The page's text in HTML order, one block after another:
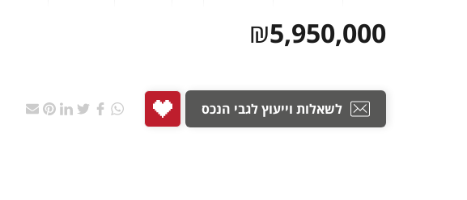
5,950,000
₪
לשאלות וייעוץ לגבי הנכס